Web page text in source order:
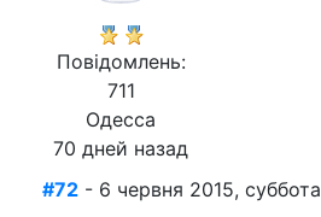
Повідомлень:
711
Одесса
70 дней назад
#72 - 6 червня 2015, суббота